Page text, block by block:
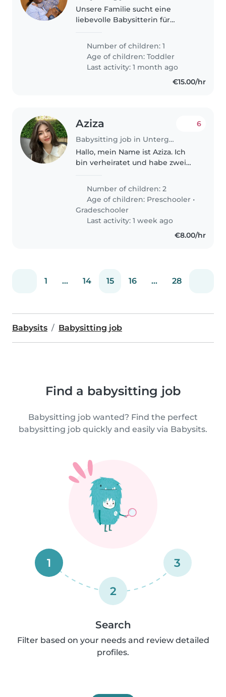
Unsere Familie sucht eine
liebevolle Babysitterin für
verspielten Kleinen. Er ist voller
Energie und liebt es zu spielen
und zu lernen. Wir bieten eine
warme..
Number of children: 1
Age of children:Toddler
Last activity: 1 month ago
€15.00/hr
Aziza
Babysitting job in Untergruppenbach
6
Hallo, mein Name ist Aziza. Ich
bin verheiratet und habe zwei
Jahre alt, mein jüngeres 2 Jahre.
Zurzeit mache ich meinen
Masterabschluss, und mein..
Number of children: 2
Age of children: Preschooler •
Gradeschooler
Last activity: 1 week ago
€8.00/hr
1 ... 14 15 16 ... 28
Babysits Babysitting job
Find a babysitting job
Babysitting job wanted? Find the perfect
babysitting job quickly and easily via Babysits.
1
2
3
Search
Filter based on your needs and review detailed
profiles.